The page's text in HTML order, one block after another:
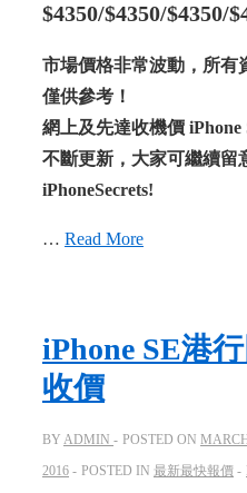
$4350/$4350/$4350/
市場價格非常波動，所有
僅供參考！
網上及先達收機價 iPhone
不斷更新，大家可繼續留
iPhoneSecrets!
… Read More
iPhone SE港行
收價
BY ADMIN POSTED ON
2016
POSTED IN 最新最快報價